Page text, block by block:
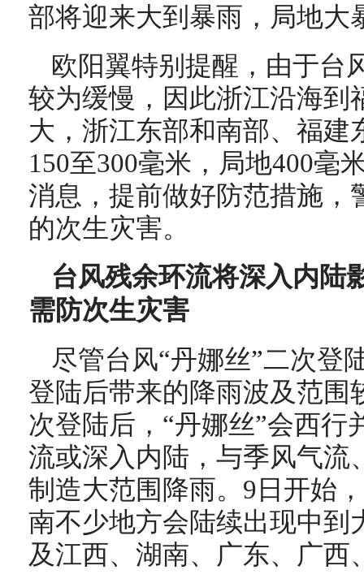
部将迎来大到暴雨，局地大
欧阳翼特别提醒，由于台
较为缓慢，因此浙江沿海到
大，浙江东部和南部、福建
150至300毫米，局地400毫
消息，提前做好防范措施，
的次生灾害。
台风残余环流将深入内陆
需防次生灾害
尽管台风“丹娜丝”二次登
登陆后带来的降雨波及范围
次登陆后，“丹娜丝”会西行
流或深入内陆，与季风气流
制造大范围降雨。9日开始
南不少地方会陆续出现中到
及江西、湖南、广东、广西